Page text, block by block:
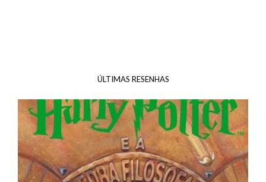
ÚLTIMAS RESENHAS